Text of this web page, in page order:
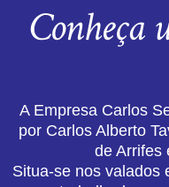
Conheça
A Empresa Carlos
por Carlos Alberto
de Arrifes
Situa-se nos valados